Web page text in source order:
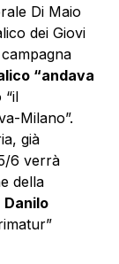
Di Maio
dei Giovi
“andava
“il
Milano”.
già
6 verrà
della
Danilo